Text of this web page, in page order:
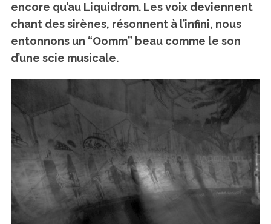
encore qu’au Liquidrom. Les voix deviennent
chant des sirènes, résonnent à l’infini, nous
entonnons un “Oomm” beau comme le son
d’une scie musicale.